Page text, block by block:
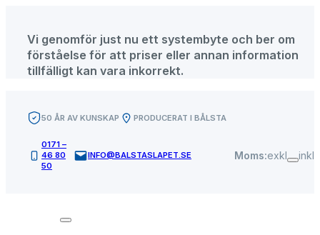
innehåll
Vi genomför just nu ett systembyte och ber om
förståelse för att priser eller annan information
tillfälligt kan vara inkorrekt.
50 ÅR AV KUNSKAP PRODUCERAT I BÅLSTA
0171 –
46 80
50
INFO@BALSTASLAPET.SE Moms:exkl inkl